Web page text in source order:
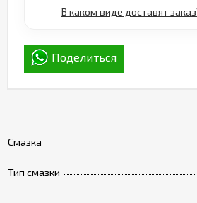
Смазка
Тип смазки
В каком виде доставят
Поделиться